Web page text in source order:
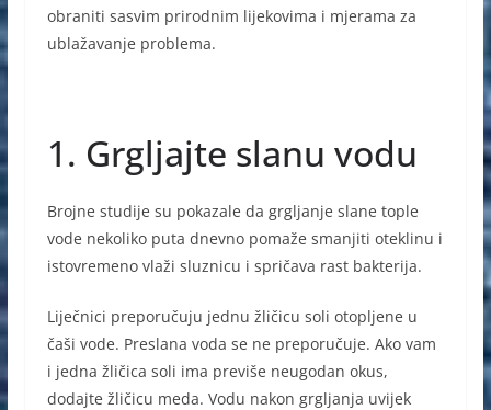
obraniti sasvim prirodnim lijekovima i mjerama za
ublažavanje problema.
1. Grgljajte slanu vodu
Brojne studije su pokazale da grgljanje slane tople
vode nekoliko puta dnevno pomaže smanjiti oteklinu i
istovremeno vlaži sluznicu i spričava rast bakterija.
Liječnici preporučuju jednu žličicu soli otopljene u
čaši vode. Preslana voda se ne preporučuje. Ako vam
i jedna žličica soli ima previše neugodan okus,
dodajte žličicu meda. Vodu nakon grgljanja uvijek